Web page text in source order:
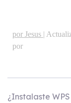
por Jesus |
por
¿Instalaste